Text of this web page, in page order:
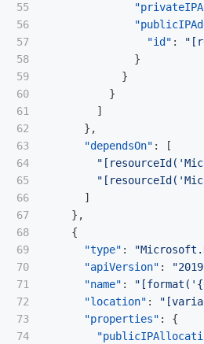
55
56
57
58
59
60
61
62
63
64
65
66
67
68
69
70
71
72
73
74
"id" :
}
}
}
]
},
"dependsOn" :
[
]
},
{
"type" :
"apiVersion" :
"name" :
"location" :
"properties" :
{